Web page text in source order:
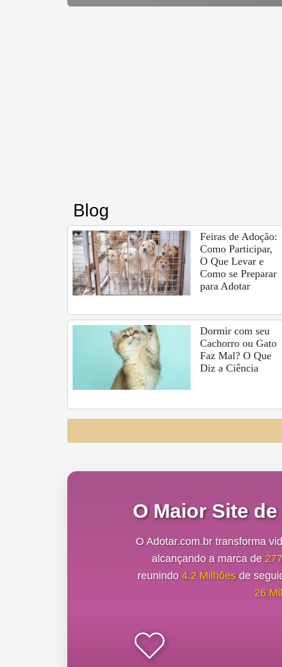
Blog
Feiras de Adoção:
Como Participar,
O Que Levar e
Como se Preparar
para Adotar
Dormir com seu
Cachorro ou Gato
Faz Mal? O Que
Diz a Ciência
O Maior Site
O Adotar.com.br transforma
alcançando a marca de
reunindo 4.2 Milhõesde
26